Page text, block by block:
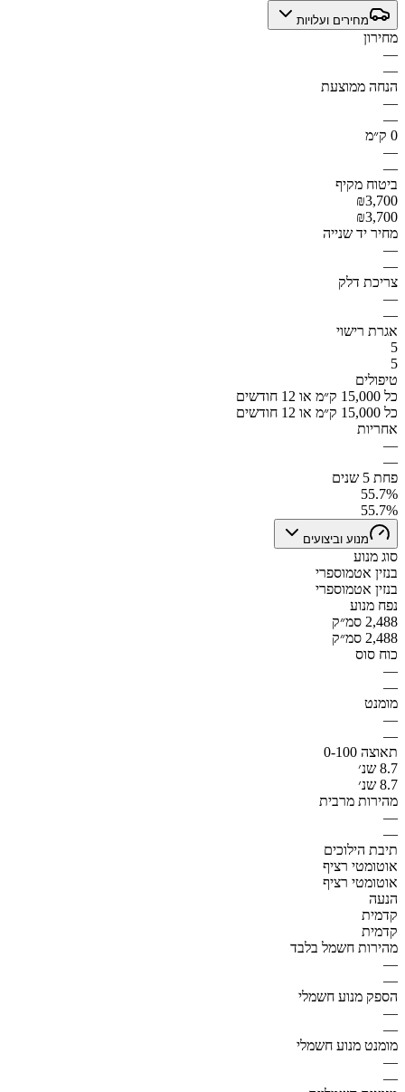
מחירים ועלויות
מחירון
—
—
הנחה ממוצעת
—
—
0 ק״מ
—
—
ביטוח מקיף
₪3,700
₪3,700
מחיר יד שנייה
—
—
צריכת דלק
—
—
אגרת רישוי
5
5
טיפולים
כל 15,000 ק״מ או 12 חודשים
כל 15,000 ק״מ או 12 חודשים
אחריות
—
—
פחת 5 שנים
55.7%
55.7%
מנוע וביצועים
סוג מנוע
בנזין אטמוספרי
בנזין אטמוספרי
נפח מנוע
2,488 סמ״ק
2,488 סמ״ק
כוח סוס
—
—
מומנט
—
—
תאוצה 0-100
8.7 שנ׳
8.7 שנ׳
מהירות מרבית
—
—
תיבת הילוכים
אוטומטי רציף
אוטומטי רציף
הנעה
קדמית
קדמית
מהירות חשמל בלבד
—
—
הספק מנוע חשמלי
—
—
מומנט מנוע חשמלי
—
—